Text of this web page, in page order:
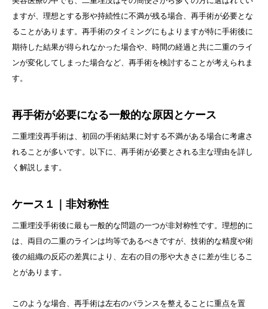
ますが、理想とする形や持続性に不満が残る場合、再手術が必要とな
ることがあります。再手術のタイミングにもよりますが特に手術後に
期待した結果が得られなかった場合や、時間の経過と共に二重のライ
ンが変化してしまった場合など、再手術を検討することが考えられま
す。
再手術が必要になる一般的な原因とケース
二重埋没再手術は、初回の手術結果に対する不満がある場合に考慮さ
れることが多いです。以下に、再手術が必要とされる主な理由を詳し
く解説します。
ケース１｜非対称性
二重埋没手術後に最も一般的な問題の一つが非対称性です。理想的に
は、両目の二重のラインは均等であるべきですが、技術的な精度や術
後の組織の反応の差異により、左右の目の形や大きさに差が生じるこ
とがあります。
このような場合、再手術は左右のバランスを整えることに重点を置